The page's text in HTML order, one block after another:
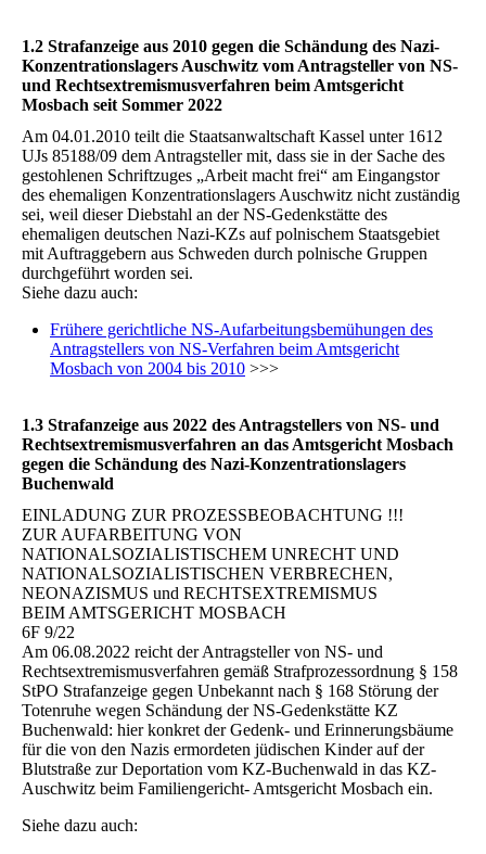
1.2 Strafanzeige aus 2010 gegen die Schändung des Nazi-
Konzentrationslagers Auschwitz vom Antragsteller von NS-
und Rechtsextremismusverfahren beim Amtsgericht
Mosbach seit Sommer 2022
Am 04.01.2010 teilt die Staatsanwaltschaft Kassel unter 1612
UJs 85188/09 dem Antragsteller mit, dass sie in der Sache des
gestohlenen Schriftzuges „Arbeit macht frei“ am Eingangstor
des ehemaligen Konzentrationslagers Auschwitz nicht zuständig
sei, weil dieser Diebstahl an der NS-Gedenkstätte des
ehemaligen deutschen Nazi-KZs auf polnischem Staatsgebiet
mit Auftraggebern aus Schweden durch polnische Gruppen
durchgeführt worden sei.
Siehe dazu auch:
Frühere gerichtliche NS-Aufarbeitungsbemühungen des
Antragstellers von NS-Verfahren beim Amtsgericht
Mosbach von 2004 bis 2010 >>>
1.3 Strafanzeige aus 2022 des Antragstellers von NS- und
Rechtsextremismusverfahren an das Amtsgericht Mosbach
gegen die Schändung des Nazi-Konzentrationslagers
Buchenwald
EINLADUNG ZUR PROZESSBEOBACHTUNG !!!
ZUR AUFARBEITUNG VON
NATIONALSOZIALISTISCHEM UNRECHT UND
NATIONALSOZIALISTISCHEN VERBRECHEN,
NEONAZISMUS und RECHTSEXTREMISMUS
BEIM AMTSGERICHT MOSBACH
6F 9/22
Am 06.08.2022 reicht der Antragsteller von NS- und
Rechtsextremismusverfahren gemäß Strafprozessordnung § 158
StPO Strafanzeige gegen Unbekannt nach § 168 Störung der
Totenruhe wegen Schändung der NS-Gedenkstätte KZ
Buchenwald: hier konkret der Gedenk- und Erinnerungsbäume
für die von den Nazis ermordeten jüdischen Kinder auf der
Blutstraße zur Deportation vom KZ-Buchenwald in das KZ-
Auschwitz beim Familiengericht- Amtsgericht Mosbach ein.
Siehe dazu auch: